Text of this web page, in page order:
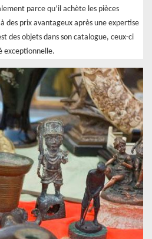
parce qu’il achète les pièces
des prix avantageux après une expertise
des objets dans son catalogue, ceux-ci
exceptionnelle.